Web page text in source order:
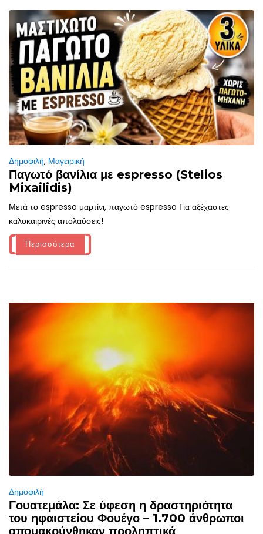
Δημοφιλή, Μαγειρική
Παγωτό βανίλια με espresso (Stelios
Mixailidis)
Μετά το espresso μαρτίνι, παγωτό espresso Για αξέχαστες
καλοκαιρινές απολαύσεις!
Περισσότερα
Δημοφιλή
Γουατεμάλα: Σε ύφεση η δραστηριότητα
του ηφαιστείου Φουέγο – 1.700 άνθρωποι